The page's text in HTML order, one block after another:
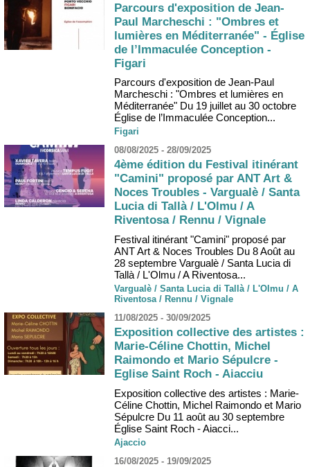
Parcours d'exposition de Jean-
Paul Marcheschi : "Ombres et
lumières en Méditerranée" - Église
de l’Immaculée Conception -
Figari
Parcours d'exposition de Jean-Paul
Marcheschi : "Ombres et lumières en
Méditerranée" Du 19 juillet au 30 octobre
Église de l’Immaculée Conception...
Figari
08/08/2025 - 28/09/2025
4ème édition du Festival itinérant
"Camini" proposé par ANT Art &
Noces Troubles - Vargualè / Santa
Lucia di Tallà / L'Olmu / A
Riventosa / Rennu / Vignale
Festival itinérant "Camini" proposé par
ANT Art & Noces Troubles Du 8 Août au
28 septembre Vargualè / Santa Lucia di
Tallà / L'Olmu / A Riventosa...
Vargualè / Santa Lucia di Tallà / L'Olmu / A
Riventosa / Rennu / Vignale
11/08/2025 - 30/09/2025
Exposition collective des artistes :
Marie-Céline Chottin, Michel
Raimondo et Mario Sépulcre -
Eglise Saint Roch - Aiacciu
Exposition collective des artistes : Marie-
Céline Chottin, Michel Raimondo et Mario
Sépulcre Du 11 août au 30 septembre
Église Saint Roch - Aiacci...
Ajaccio
16/08/2025 - 19/09/2025